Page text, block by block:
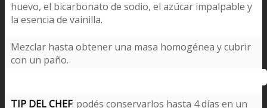
huevo, el bicarbonato de sodio, el azúcar impalpable y
la esencia de vainilla.
Mezclar hasta obtener una masa homogénea y cubrir
con un paño.
TIP DEL CHEF: podés conservarlos hasta 4 días en un